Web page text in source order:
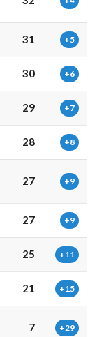
31 +5
30 +6
29 +7
28 +8
27 +9
27 +9
25 +11
21 +15
7 +29